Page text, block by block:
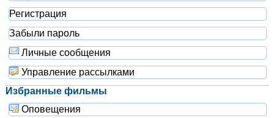
Регистрация
Забыли пароль
Личные сообщения
Управление рассылками
Избранные фильмы
Оповещения